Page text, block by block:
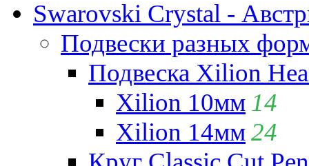
Swarovski Crystal -
Подвески разных
Подвеска Xilion
Xilion 10мм 14
Xilion 14мм24